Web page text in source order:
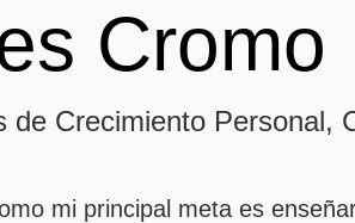
Cromo
de Crecimiento Personal,
mi principal meta es